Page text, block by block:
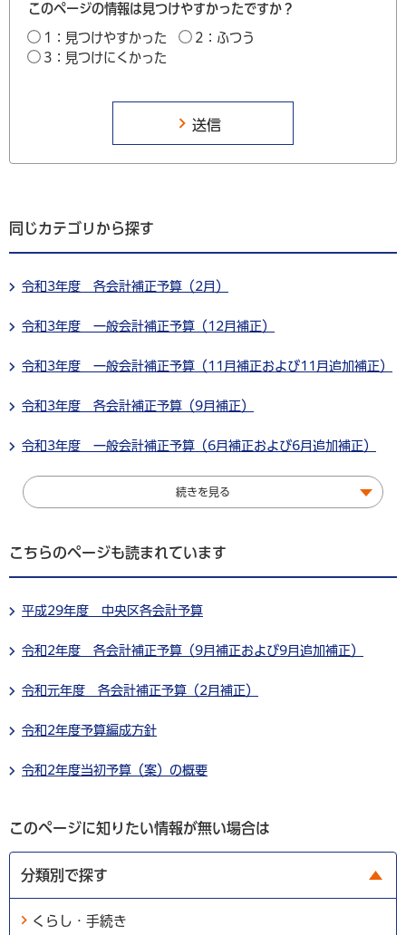
このページの情報は見つけやすかったですか？
1：見つけやすかった
2：ふつう
3：見つけにくかった
同じカテゴリから探す
令和3年度 各会計補正予算（2月）
令和3年度 一般会計補正予算（12月補正）
令和3年度 一般会計補正予算（11月補正および11月追加補正）
令和3年度 各会計補正予算（9月補正）
令和3年度 一般会計補正予算（6月補正および6月追加補正）
続きを見る
こちらのページも読まれています
平成29年度 中央区各会計予算
令和2年度 各会計補正予算（9月補正および9月追加補正）
令和元年度 各会計補正予算（2月補正）
令和2年度予算編成方針
令和2年度当初予算（案）の概要
このページに知りたい情報が無い場合は
分類別で探す
くらし・手続き